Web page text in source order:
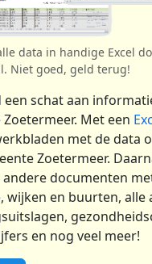
data in handige Excel
Niet goed, geld terug!
een schat aan
Met een
met de data
Zoetermeer.
documenten
wijken en buurten, alle
en nog veel meer!